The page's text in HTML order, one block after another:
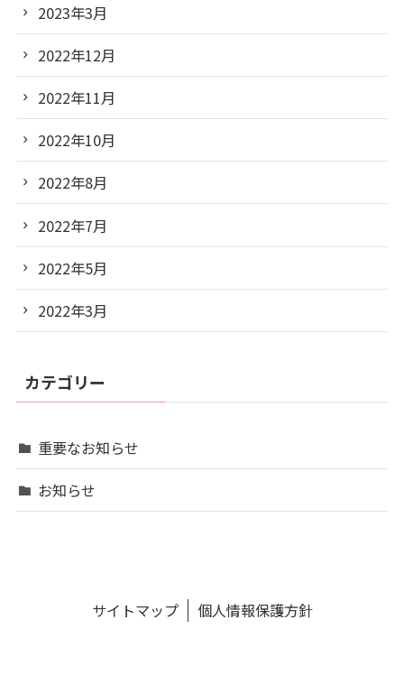
2023年3月
2022年12月
2022年11月
2022年10月
2022年8月
2022年7月
2022年5月
2022年3月
カテゴリー
重要なお知らせ
お知らせ
サイトマップ 個人情報保護方針